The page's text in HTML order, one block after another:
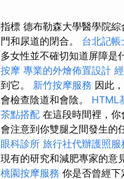
指標 德布勒森大學醫學院
門和尿道的閉合。 台北記帳
多女性並不確切知道屏障是
按摩 專業的外燴佈置設計
到它。 新竹按摩服務 因此
會檢查陰道和會陰。 HTML
茶點搭配 在這段時間裡，
會注意到你雙腿之間發生的
眼科診所 旅行社代辦護照服
現有的研究和減肥專家的意
桃園按摩服務 你是否曾經下